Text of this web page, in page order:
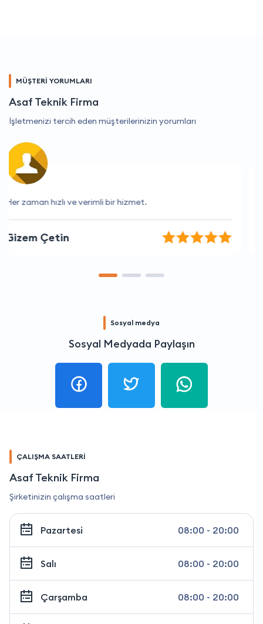
MÜŞTERİ YORUMLARI
Asaf Teknik Firma
İşletmenizi tercih eden müşterilerinizin yorumları
Çalışanları çok yardımsever
İrem Kaplan
Sosyal medya
Sosyal Medyada Paylaşın
ÇALIŞMA SAATLERİ
Asaf Teknik Firma
Şirketinizin çalışma saatleri
Pazartesi 08:00 - 20:00
Salı 08:00 - 20:00
Çarşamba 08:00 - 20:00